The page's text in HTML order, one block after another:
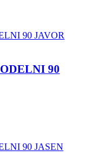
90